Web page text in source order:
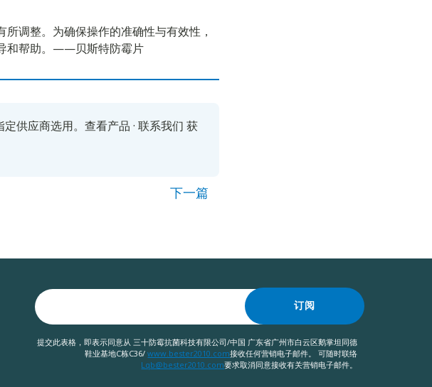
调整。为确保操作的准确性与有效性，
和帮助。——贝斯特防霉片
供应商选用。 查看产品 · 联系我们 获
下一篇
订阅
提交此表格，即表示同意从 三十防霉抗菌科技有限公司/中国 广东省广州市白云区鹅掌坦同德
鞋业基地C栋C36/www.bester2010.com接收任何营销电子邮件。 可随时联络
Lqb@bester2010.com要求取消同意接收有关营销电子邮件。